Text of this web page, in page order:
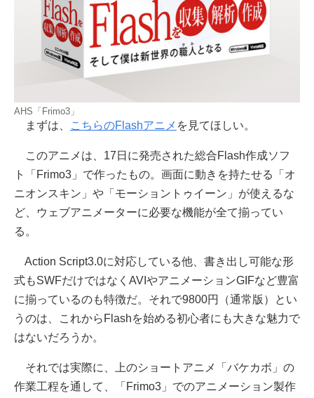
AHS「Frimo3」
まずは、 こちらのFlashアニメ を見てほしい。
このアニメは、17日に発売された総合Flash作成ソフ
ト「Frimo3」で作ったもの。画面に動きを持たせる「オ
ニオンスキン」や「モーショントゥイーン」が使えるな
ど、ウェブアニメーターに必要な機能が全て揃ってい
る。
Action Script3.0に対応している他、書き出し可能な形
式もSWFだけではなくAVIやアニメーションGIFなど豊富
に揃っているのも特徴だ。それで9800円（通常版）とい
うのは、これからFlashを始める初心者にも大きな魅力で
はないだろうか。
それでは実際に、上のショートアニメ「バケカボ」の
作業工程を通して、「Frimo3」でのアニメーション製作